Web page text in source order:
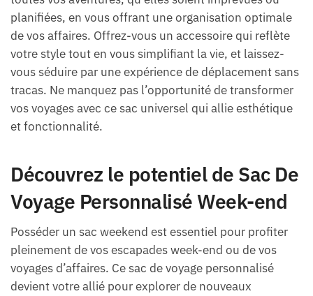
planifiées, en vous offrant une organisation optimale
de vos affaires. Offrez-vous un accessoire qui reflète
votre style tout en vous simplifiant la vie, et laissez-
vous séduire par une expérience de déplacement sans
tracas. Ne manquez pas l’opportunité de transformer
vos voyages avec ce sac universel qui allie esthétique
et fonctionnalité.
Découvrez le potentiel de Sac De
Voyage Personnalisé Week-end
Posséder un sac weekend est essentiel pour profiter
pleinement de vos escapades week-end ou de vos
voyages d’affaires. Ce sac de voyage personnalisé
devient votre allié pour explorer de nouveaux